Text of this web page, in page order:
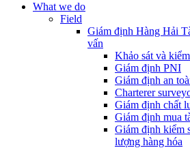
What we do
Field
Giám định Hàng Hải
vấn
Khảo sát và
Giám định PNI
Giám định an
Charterer
Giám định chất
​Giám định mua
Giám định kiểm
lượng hàng hóa